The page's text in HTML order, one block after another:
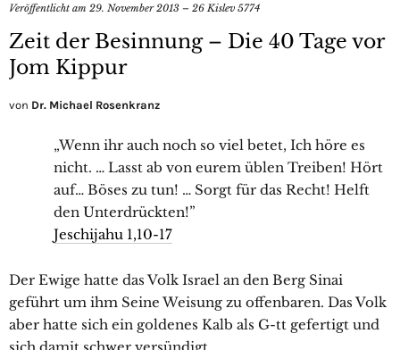
Veröffentlicht am 29. November 2013 – 26 Kislev 5774
Zeit der Besinnung – Die 40 Tage vor
Jom Kippur
von Dr. Michael Rosenkranz
„Wenn ihr auch noch so viel betet, Ich höre es
nicht. … Lasst ab von eurem üblen Treiben! Hört
auf… Böses zu tun! … Sorgt für das Recht! Helft
den Unterdrückten!”
Jeschijahu 1,10-17
Der Ewige hatte das Volk Israel an den Berg Sinai
geführt um ihm Seine Weisung zu offenbaren. Das Volk
aber hatte sich ein goldenes Kalb als G-tt gefertigt und
sich damit schwer versündigt.